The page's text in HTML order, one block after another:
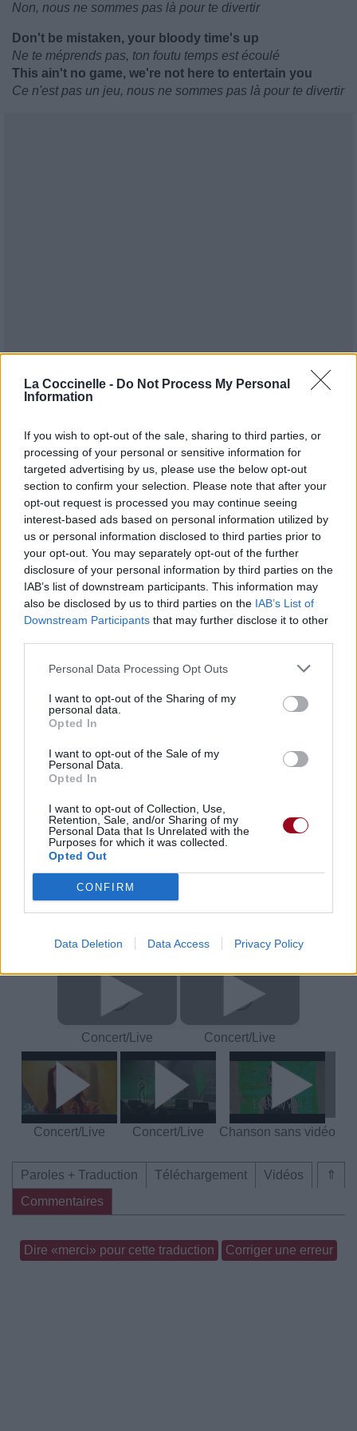
La Coccinelle - Do Not Process My Personal
Information
If you wish to opt-out of the sale, sharing to third parties, or
processing of your personal or sensitive information for
targeted advertising by us, please use the below opt-out
section to confirm your selection. Please note that after your
opt-out request is processed you may continue seeing
interest-based ads based on personal information utilized by
us or personal information disclosed to third parties prior to
your opt-out. You may separately opt-out of the further
disclosure of your personal information by third parties on the
IAB’s list of downstream participants. This information may
also be disclosed by us to third parties on the IAB’s List of
Downstream Participants that may further disclose it to other
Personal Data Processing Opt Outs
I want to opt-out of the Sharing of my
personal data.
Opted In
I want to opt-out of the Sale of my
Personal Data.
Opted In
I want to opt-out of Collection, Use,
Retention, Sale, and/or Sharing of my
Personal Data that Is Unrelated with the
Purposes for which it was collected.
Opted Out
CONFIRM
Data Deletion Data Access Privacy Policy
Non, nous ne sommes pas là pour te divertir
Don't be mistaken, your bloody time's up
Ne te méprends pas, ton foutu temps est écoulé
This ain't no game, we're not here to entertain you
Ce n'est pas un jeu, nous ne sommes pas là pour te divertir
Publié par 247834 5 5 7
le 27 juin 2021 à
8h20.
Chanteurs : Within Temptation
Albums :
Bleed Out
⇑
Paroles + Traduction Téléchargement
Vidéos
Commentaires
Vous aimez chanter, apprenez la guitare chez
Télécharger légalement les MP3 sur
Télécharger légalement les MP3 ou trouver le CD sur
Trouver des vinyles et des CD sur
Trouver un instrument de musique ou une partition au
meilleur prix sur
Paroles + Traduction Téléchargement
Vidéos
Commentaires
Voir la vidéo de «Entertain You»
Concert/Live Concert/Live
Concert/Live Concert/Live Chanson sans vidéo
⇑
Paroles + Traduction Téléchargement
Vidéos
Commentaires
Dire «merci» pour cette traduction Corriger une erreur